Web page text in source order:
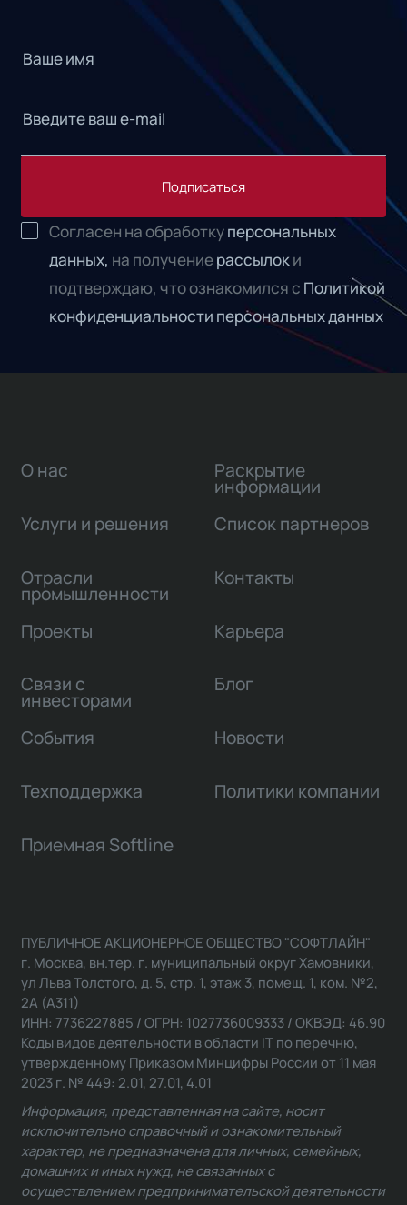
Подписаться
Согласен на обработкуперсональных
данных, на получениерассылоки
подтверждаю, что ознакомился с Политикой
конфиденциальности персональных данных
О нас
Услуги и решения
Отрасли
промышленности
Проекты
Связи с
инвесторами
Раскрытие
информации
Список партнеров
Контакты
Карьера
Блог
События Новости
Техподдержка Политики компании
Приемная Softline
ПУБЛИЧНОЕ АКЦИОНЕРНОЕ ОБЩЕСТВО "СОФТЛАЙН"
г. Москва, вн.тер. г. муниципальный округ Хамовники,
ул Льва Толстого, д. 5, стр. 1, этаж 3, помещ. 1, ком. №2,
2А (А311)
ИНН: 7736227885 / ОГРН: 1027736009333 / ОКВЭД: 46.90
Коды видов деятельности в области IT по перечню,
утвержденному Приказом Минцифры России от 11 мая
2023 г. № 449: 2.01, 27.01, 4.01
Информация, представленная на сайте, носит
исключительно справочный и ознакомительный
характер, не предназначена для личных, семейных,
домашних и иных нужд, не связанных с
осуществлением предпринимательской деятельности